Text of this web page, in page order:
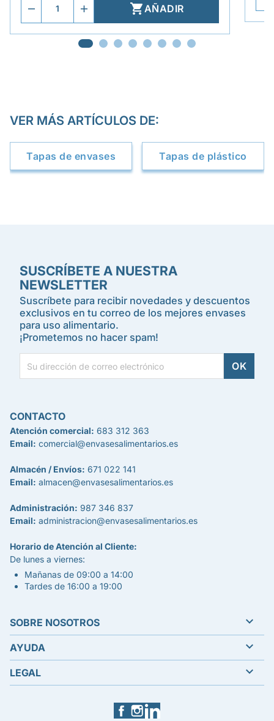
AÑADIR
VER MÁS ARTÍCULOS DE:
Tapas de envases Tapas de plástico
SUSCRÍBETE A NUESTRA
NEWSLETTER
Suscríbete para recibir novedades y descuentos
exclusivos en tu correo de los mejores envases
para uso alimentario.
¡Prometemos no hacer spam!
Facebook
CONTACTO
Atención comercial: 683 312 363
Email: comercial@envasesalimentarios.es
Almacén / Envíos: 671 022 141
Email: almacen@envasesalimentarios.es
Administración: 987 346 837
Email: administracion@envasesalimentarios.es
Horario de Atención al Cliente:
De lunes a viernes:
Mañanas de 09:00 a 14:00
Tardes de 16:00 a 19:00
SOBRE NOSOTROS 
AYUDA 
LEGAL 